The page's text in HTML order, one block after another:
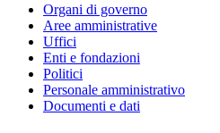
Organi di governo
Aree amministrative
Uffici
Enti e fondazioni
Politici
Personale amministrativo
Documenti e dati